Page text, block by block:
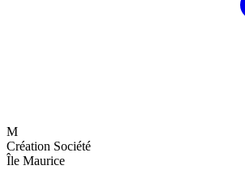
M
Création Société
Île Maurice